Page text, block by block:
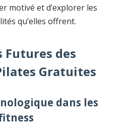
motivé et d’explorer les
qu’elles offrent.
Futures des
Gratuites
dans les